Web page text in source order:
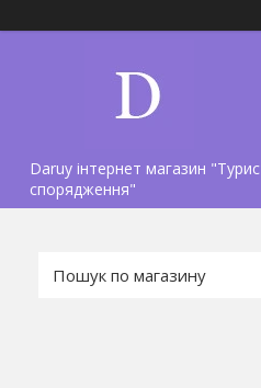
Daruy інтернет магазин
спорядження"